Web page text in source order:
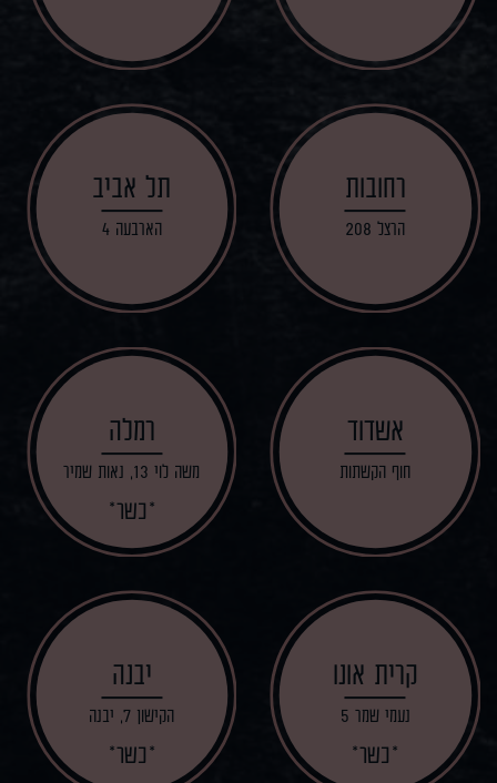
רחובות
הרצל 208
תל אביב
הארבעה 4
אשדוד
חוף הקשתות
רמלה
משה לוי 13, נאות שמיר
כשר
קרית אונו
נעמי שמר 5
כשר
יבנה
הקישון 7, יבנה
כשר